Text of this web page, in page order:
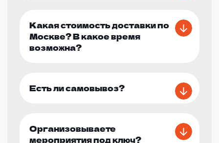
Какая стоимость доставки по
Москве? В какое время
возможна?
Есть ли самовывоз?
Организовываете
мероприятия под ключ?